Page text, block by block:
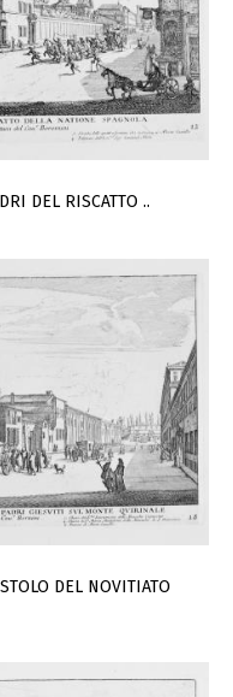
DEL RISCATTO ..
DEL NOVITIATO